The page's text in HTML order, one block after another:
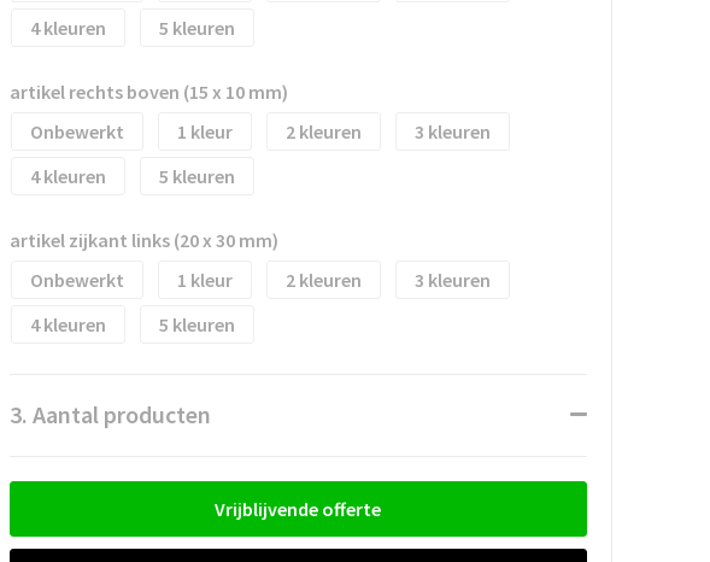
4
5
artikel rechts boven (15 x 10 mm)
Onbewerkt
1 2
3
4
5
artikel zijkant links (20 x 30 mm)
Onbewerkt
1 2
3
4
5
3. Aantal producten
Vrijblijvende offerte